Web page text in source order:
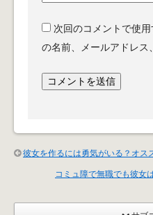
次回のコメントで使
の名前、メールアドレス
彼女を作るには勇気がいる？オス
コミュ障で無職でも彼女